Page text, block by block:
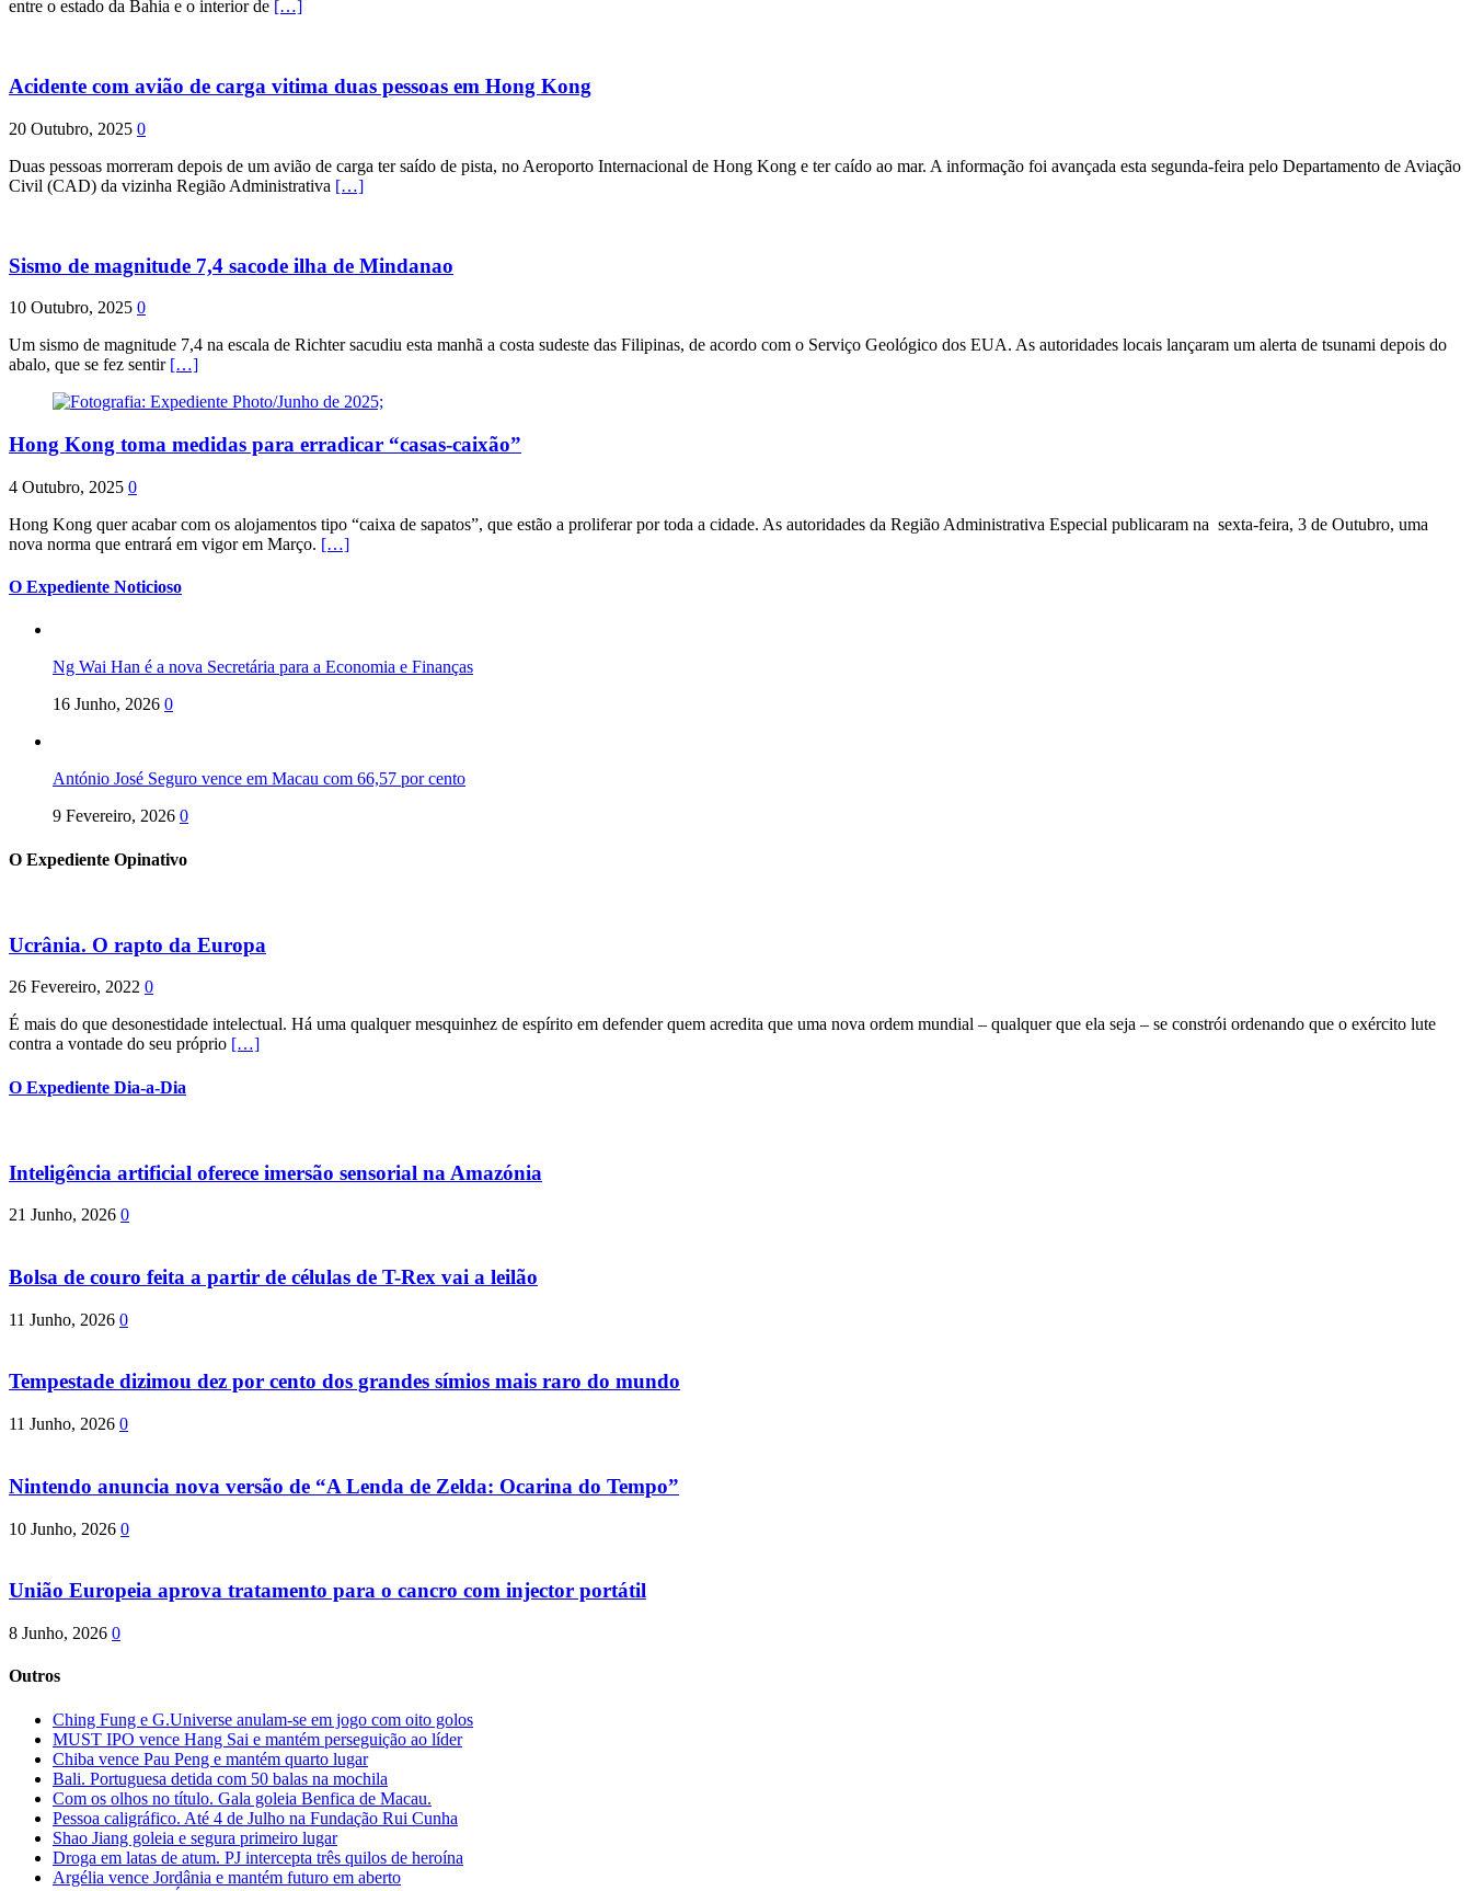
entre o estado da Bahia e o interior de […]
Acidente com avião de carga vitima duas pessoas em Hong Kong
20 Outubro, 2025 0
Duas pessoas morreram depois de um avião de carga ter saído de pista, no Aeroporto Internacional de Hong Kong e ter caído ao mar. A informação foi avançada esta segunda-feira pelo Departamento de Aviação
Civil (CAD) da vizinha Região Administrativa […]
Sismo de magnitude 7,4 sacode ilha de Mindanao
10 Outubro, 2025 0
Um sismo de magnitude 7,4 na escala de Richter sacudiu esta manhã a costa sudeste das Filipinas, de acordo com o Serviço Geológico dos EUA. As autoridades locais lançaram um alerta de tsunami depois do
abalo, que se fez sentir […]
Hong Kong toma medidas para erradicar “casas-caixão”
4 Outubro, 2025 0
Hong Kong quer acabar com os alojamentos tipo “caixa de sapatos”, que estão a proliferar por toda a cidade. As autoridades da Região Administrativa Especial publicaram na sexta-feira, 3 de Outubro, uma
nova norma que entrará em vigor em Março. […]
O Expediente Noticioso
Ng Wai Han é a nova Secretária para a Economia e Finanças
16 Junho, 2026 0
António José Seguro vence em Macau com 66,57 por cento
9 Fevereiro, 2026 0
O Expediente Opinativo
Ucrânia. O rapto da Europa
26 Fevereiro, 2022 0
É mais do que desonestidade intelectual. Há uma qualquer mesquinhez de espírito em defender quem acredita que uma nova ordem mundial – qualquer que ela seja – se constrói ordenando que o exército lute
contra a vontade do seu próprio […]
O Expediente Dia-a-Dia
Inteligência artificial oferece imersão sensorial na Amazónia
21 Junho, 2026 0
Bolsa de couro feita a partir de células de T-Rex vai a leilão
11 Junho, 2026 0
Tempestade dizimou dez por cento dos grandes símios mais raro do mundo
11 Junho, 2026 0
Nintendo anuncia nova versão de “A Lenda de Zelda: Ocarina do Tempo”
10 Junho, 2026 0
União Europeia aprova tratamento para o cancro com injector portátil
8 Junho, 2026 0
Outros
Ching Fung e G.Universe anulam-se em jogo com oito golos
MUST IPO vence Hang Sai e mantém perseguição ao líder
Chiba vence Pau Peng e mantém quarto lugar
Bali. Portuguesa detida com 50 balas na mochila
Com os olhos no título. Gala goleia Benfica de Macau.
Pessoa caligráfico. Até 4 de Julho na Fundação Rui Cunha
Shao Jiang goleia e segura primeiro lugar
Droga em latas de atum. PJ intercepta três quilos de heroína
Argélia vence Jordânia e mantém futuro em aberto